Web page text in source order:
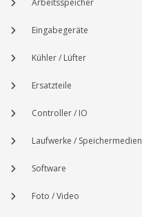
Arbeitsspeicher
Eingabegeräte
Kühler / Lüfter
Ersatzteile
Controller / IO
Laufwerke / Speichermedien
Software
Foto / Video